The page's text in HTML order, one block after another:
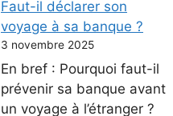
Faut-il déclarer son
voyage à sa banque ?
3 novembre 2025
En bref : Pourquoi faut-il
prévenir sa banque avant
un voyage à l’étranger ?